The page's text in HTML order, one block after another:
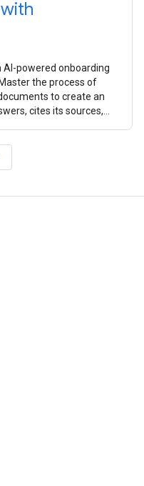
AI-powered onboarding
the process of
to create an
cites its sources,